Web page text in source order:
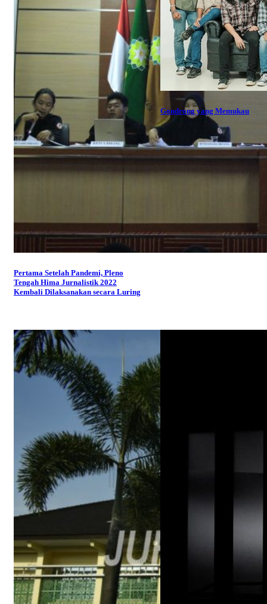
Pertama Setelah Pandemi, Pleno
Tengah Hima Jurnalistik 2022
Kembali Dilaksanakan secara Luring
Gondrong yang Memukau